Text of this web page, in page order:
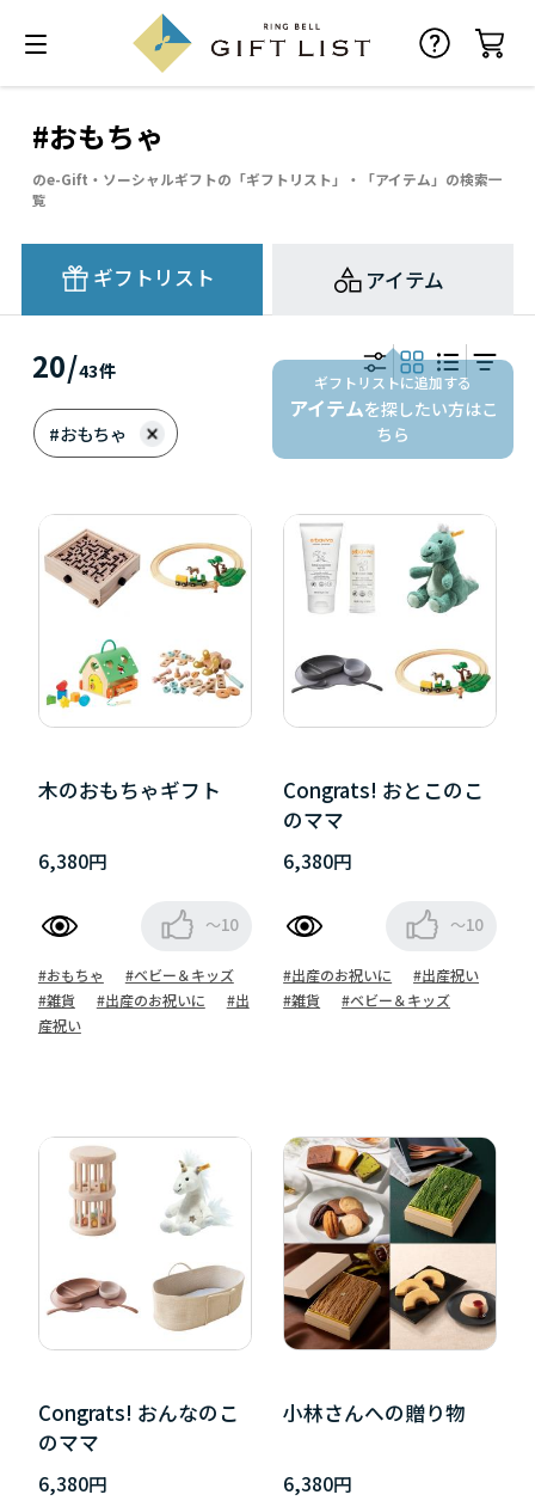
#おもちゃ
のe-Gift・ソーシャルギフトの「ギフトリスト」・「アイテム」の検索一
覧
ギフトリスト アイテム
ギフトリストに追加する
アイテムを探したい方はこ
ちら
20/43件
#おもちゃ
木のおもちゃギフト
6,380円
～10
#おもちゃ
#ベビー＆キッズ
#雑貨
#出産のお祝いに
#出
産祝い
Congrats! おとこのこ
のママ
6,380円
～10
#出産のお祝いに
#出産祝い
#雑貨
#ベビー＆キッズ
Congrats! おんなのこ
のママ
6,380円
小林さんへの贈り物
6,380円